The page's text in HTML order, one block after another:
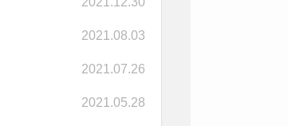
2021.08.03
2021.07.26
2021.05.28